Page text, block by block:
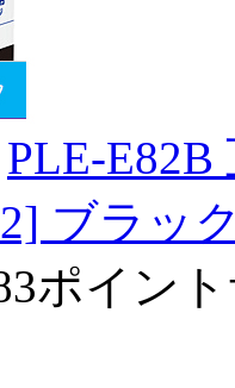
PLE-
ブラッ
ポイン